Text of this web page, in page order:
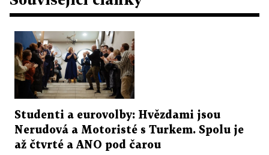
Studenti a eurovolby: Hvězdami jsou
Nerudová a Motoristé s Turkem. Spolu je
až čtvrté a ANO pod čarou